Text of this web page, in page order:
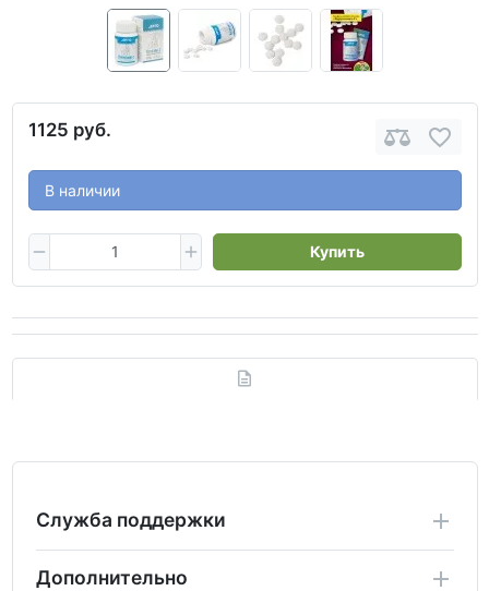
1125 руб.
В наличии
Купить
Служба поддержки
Дополнительно